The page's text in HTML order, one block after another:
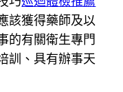
該獲得藥師及以
的有關衛生專門
訓、具有辦事天